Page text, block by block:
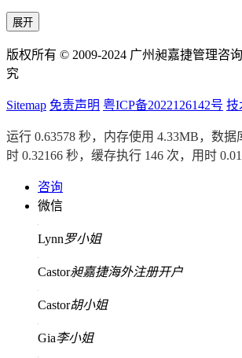
展开
版权所有 © 2009-2024 广州昶嘉捷管理咨
究
Sitemap 免责声明 粤ICP备2022126142号 技
运行 0.63578 秒，内存使用 4.33MB，数据
时 0.32166 秒，缓存执行 146 次，用时
咨询
微信
Lynn罗小姐
Castor昶嘉捷海外注册开户
Castor胡小姐
Gia李小姐